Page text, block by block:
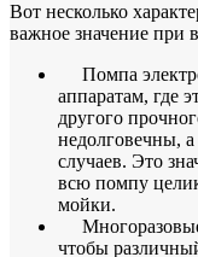
Вот несколько
важное значение при
Помпа
аппаратам, где
другого
недолговечны,
случаев. Это
всю помпу
мойки.
Многоразовые
чтобы